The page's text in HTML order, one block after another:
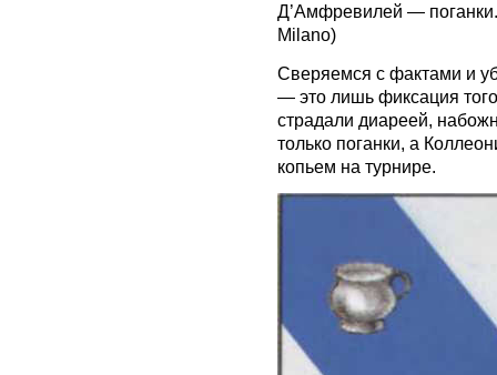
Д’Амфревилей —
Milano)
Сверяемся с фактами и
— это лишь фиксация
страдали диареей,
только поганки, а
копьем на турнире.